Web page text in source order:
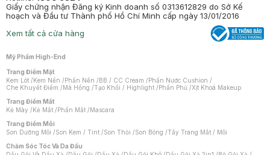
Giấy chứng nhận Đăng ký Kinh doanh số 0313612829 do Sở Kế
hoạch và Đầu tư Thành phố Hồ Chí Minh cấp ngày 13/01/2016
Xem tất cả cửa hàng
Mỹ Phẩm High-End
Trang Điểm Mặt
Kem Lót /Kem Nền /Phấn Nền /BB / CC Cream /Phấn Nước Cushion /
Che Khuyết Điểm /Má Hồng /Tạo Khối / Highlight /Phấn Phủ /Xịt Khoá Makeup
Trang Điểm Mắt
Kẻ Mày /Kẻ Mắt /Phấn Mắt /Mascara
Trang Điểm Môi
Son Dưỡng Môi /Son Kem / Tint /Son Thỏi /Son Bóng /Tẩy Trang Mắt / Môi
Chăm Sóc Tóc Và Da Đầu